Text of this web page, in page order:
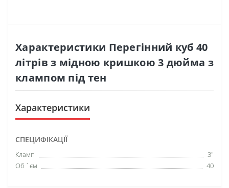
Характеристики Перегінний куб 40
літрів з мідною кришкою 3 дюйма з
клампом під тен
Характеристики
СПЕЦИФІКАЦІЇ
Кламп
3"
Об `єм
40